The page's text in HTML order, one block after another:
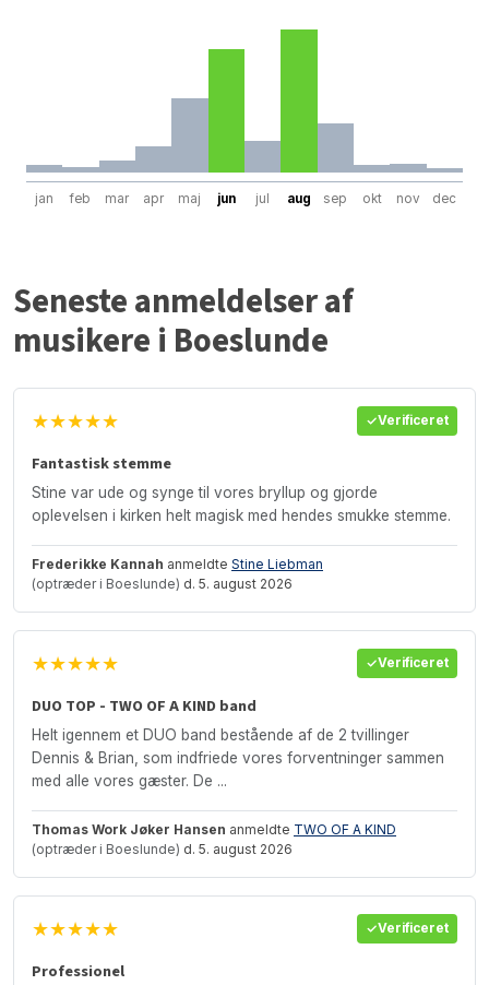
jan feb mar apr maj jun jul aug sep okt nov dec
Seneste anmeldelser af
musikere i Boeslunde
★★★★★ Verificeret
Fantastisk stemme
Stine var ude og synge til vores bryllup og gjorde
oplevelsen i kirken helt magisk med hendes smukke stemme.
Frederikke Kannah anmeldte Stine Liebman
(optræder i Boeslunde) d. 5. august 2026
★★★★★ Verificeret
DUO TOP - TWO OF A KIND band
Helt igennem et DUO band bestående af de 2 tvillinger
Dennis & Brian, som indfriede vores forventninger sammen
med alle vores gæster. De ...
Thomas Work Jøker Hansen anmeldte TWO OF A KIND
(optræder i Boeslunde) d. 5. august 2026
★★★★★ Verificeret
Professionel